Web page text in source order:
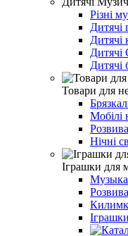
Різні
Дитячі
Дитячі
Дитячі
Дитячі
Товари для
Мобілі
Нічні
Іграшки для